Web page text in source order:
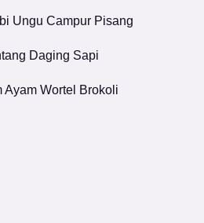
Ungu Campur Pisang
Daging Sapi
Ayam Wortel Brokoli